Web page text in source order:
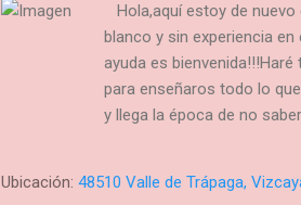
Hola,aquí estoy de nuevo
blanco y sin experiencia en
ayuda es
para enseñaros todo lo
y llega la época de no
consola,pero no os
nido" y te
Ubicación: 48510 Valle de Trápaga,